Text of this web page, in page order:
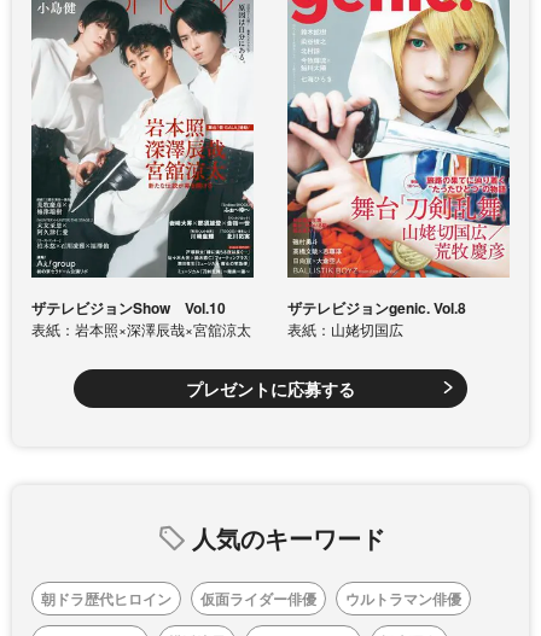
ザテレビジョンShow Vol.10
表紙：岩本照×深澤辰哉×宮舘涼太
ザテレビジョンgenic. Vol.8
表紙：山姥切国広
プレゼントに応募する
人気のキーワード
朝ドラ歴代ヒロイン 仮面ライダー俳優
ウルトラマン俳優